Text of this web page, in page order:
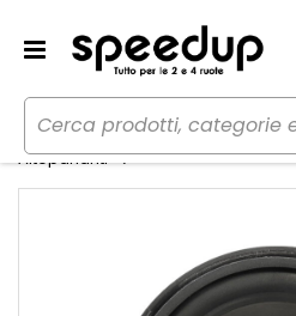
Home Auto
Audio
Altoparlanti
Coassiali A-PH 87P